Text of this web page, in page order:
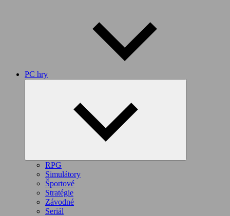
PC hry
RPG
Simulátory
Športové
Stratégie
Závodné
Seriál